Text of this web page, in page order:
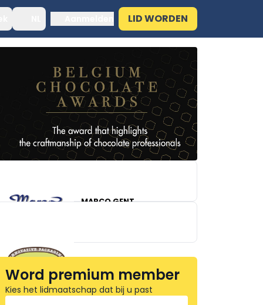
LID WORDEN
MARCO GENT
Word premium member
Kies het lidmaatschap dat bij u past